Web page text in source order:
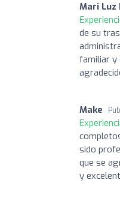
Mari Luz
de su
familiar y
Make
sido
que se
y